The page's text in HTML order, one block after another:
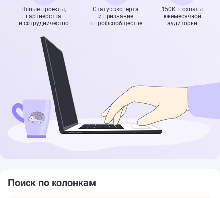
Новые проекты,
партнёрства
и сотрудничество
Статус эксперта
и признание
в профсообществе
150К + охваты
ежемесячной
аудитории
Поиск по колонкам